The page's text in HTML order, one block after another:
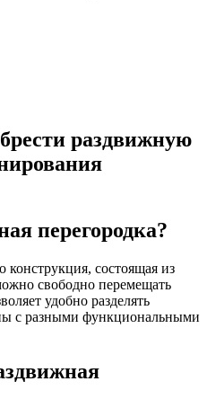
раздвижную
перегородка?
состоящая из
свободно перемещать
удобно разделять
с разными функциональными